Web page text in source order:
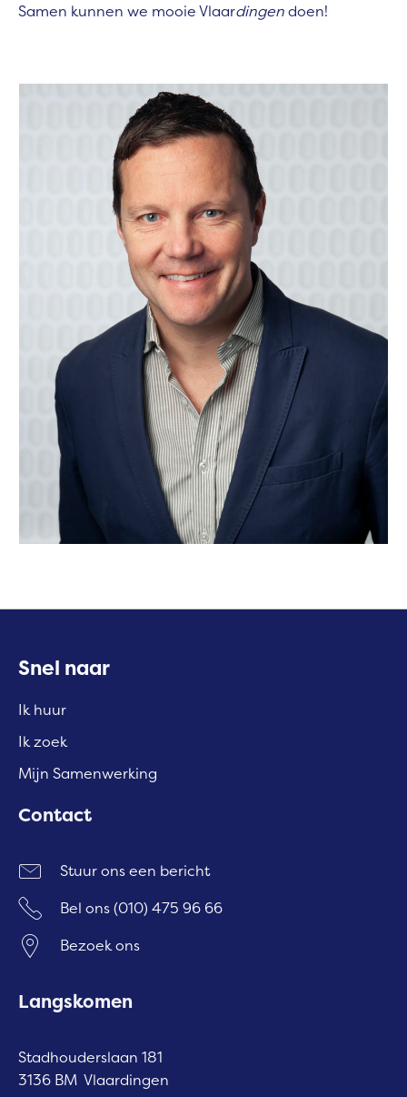
Samen kunnen we mooie Vlaardingendoen!
Contactinformatie
Snel naar
Ik huur
Ik zoek
Mijn Samenwerking
Contact
Stuur ons een bericht
Bel ons(010) 475 96 66
Bezoek ons
Langskomen
Stadhouderslaan 181
3136 BM Vlaardingen